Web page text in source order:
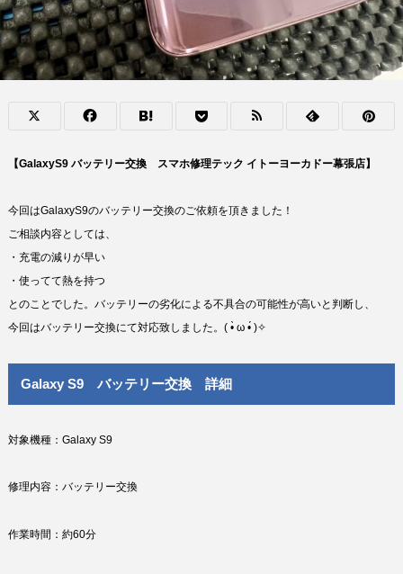
【GalaxyS9 バッテリー交換 スマホ修理テック イトーヨーカドー幕張店】
今回はGalaxyS9のバッテリー交換のご依頼を頂きました！
ご相談内容としては、
・充電の減りが早い
・使ってて熱を持つ
とのことでした。バッテリーの劣化による不具合の可能性が高いと判断し、
今回はバッテリー交換にて対応致しました。( •̀ ω •́ )✧
Galaxy S9 バッテリー交換 詳細
対象機種：Galaxy S9
修理内容：バッテリー交換
作業時間：約60分